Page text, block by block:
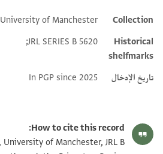
Additional metadata
Collection
of Manchester
Historical
shelfmarks
JRL SERIES B 5620;
تاريخ الإدخال In PGP since 2025
How to cite this record:
University of Manchester, JRL B